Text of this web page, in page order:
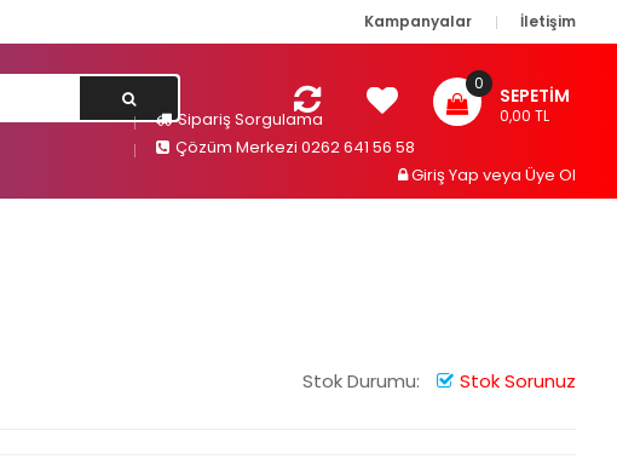
Kampanyalar İletişim
SEPETIM
0
0,00 TL
Sipariş Sorgulama
Çözüm Merkezi 0262 641 56 58
Giriş YapveyaÜye Ol
Stok Durumu: Stok Sorunuz